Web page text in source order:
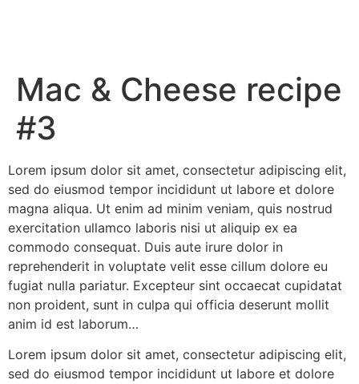
Mac & Cheese recipe
#3
Lorem ipsum dolor sit amet, consectetur adipiscing elit,
sed do eiusmod tempor incididunt ut labore et dolore
magna aliqua. Ut enim ad minim veniam, quis nostrud
exercitation ullamco laboris nisi ut aliquip ex ea
commodo consequat. Duis aute irure dolor in
reprehenderit in voluptate velit esse cillum dolore eu
fugiat nulla pariatur. Excepteur sint occaecat cupidatat
non proident, sunt in culpa qui officia deserunt mollit
anim id est laborum…
Lorem ipsum dolor sit amet, consectetur adipiscing elit,
sed do eiusmod tempor incididunt ut labore et dolore